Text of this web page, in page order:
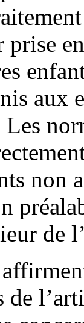
prise
aux
Les
non
de
de